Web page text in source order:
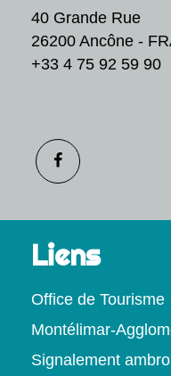
40 Grande Rue
26200 Ancône -
+33 4 75 92 59 90
Liens
Office de Tourisme
Montélimar-
Signalement